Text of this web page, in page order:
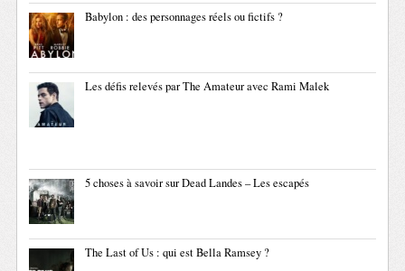
Babylon : des personnages réels ou fictifs ?
Les défis relevés par The Amateur avec Rami Malek
5 choses à savoir sur Dead Landes – Les escapés
The Last of Us : qui est Bella Ramsey ?